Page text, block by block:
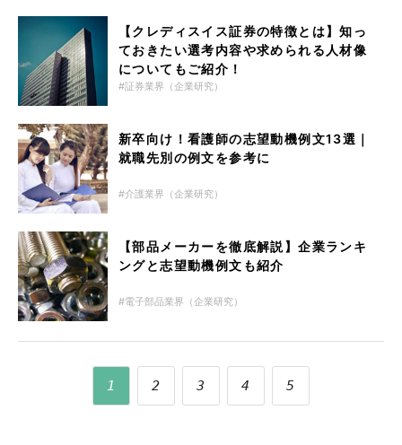
【クレディスイス証券の特徴とは】知っ
ておきたい選考内容や求められる人材像
についてもご紹介！
証券業界（企業研究）
新卒向け！看護師の志望動機例文13選｜
就職先別の例文を参考に
介護業界（企業研究）
【部品メーカーを徹底解説】企業ランキ
ングと志望動機例文も紹介
電子部品業界（企業研究）
1 2 3 4 5